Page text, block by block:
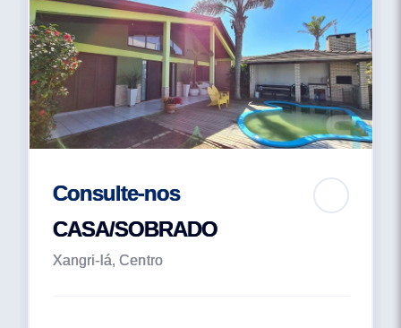
Consulte-nos
CASA/SOBRADO
Xangri-lá, Centro